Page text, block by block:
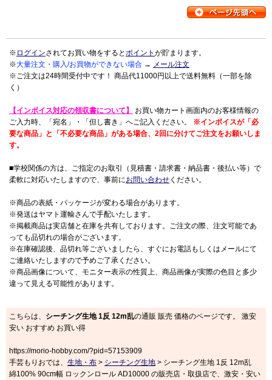
※ ログインされてお買い物をすると ポイント が貯まります。
※大量注文・購入/お買物ができない場合 → メール注文
※ご注文は24時間受付中です！ 商品代11000円以上で送料無料（一部を除
く）
【インボイス対応の領収書について】
お買い物カート画面内のお客様情報の
ご入力時、「宛名」・「但し書き」へご記入ください。 ※インボイスが「必
要な商品」と「不必要な商品」がある場合、2回に分けてご注文をお願いしま
す。
■学校関係の方は、ご指定のお取引（見積書・請求書・納品書・後払い等）で
柔軟に対応いたしますので、事前にお問い合わせ ください。
※商品の表紙・パッケージが変わる場合があります。
※発送はヤマト運輸さんで手配いたします。
※掲載商品は実店舗と在庫を共有しております。ご注文の際、注文可能であ
っても品切れの場合がございます。
※在庫確認後、品切れ等ございましたら、すぐにお電話もしくはメールにて
ご連絡いたしますので予めご了承ください。
※商品画像について、モニター表示の性質上、商品画像が実際の色目と多少
違って見える可能性があります。
こちらは、 シーチング生地 1反 12m乱の通販 販売 価格のページです。 激安
安い おすすめ お買い得
https://morio-hobby.com/?pid=57153909
手芸もりおでは、 生地・布 > シーチング生地 > シーチング生地 1反 12m乱
綿100% 90cm幅 ロックンロール AD10000 の販売店・取扱店で、激安・安い